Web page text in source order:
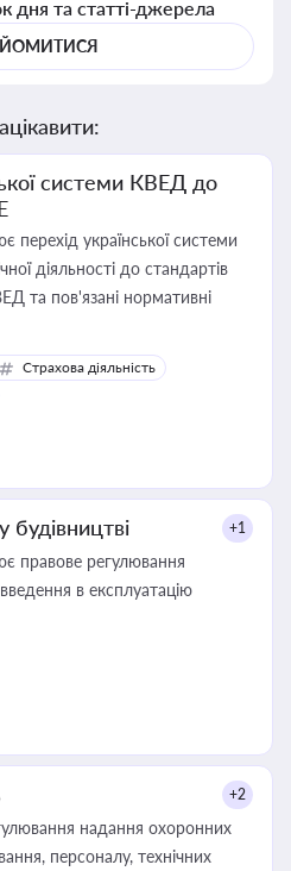
дня та статті-джерела
системи КВЕД до
перехід української системи
діяльності до стандартів
та пов'язані нормативні
Страхова діяльність
будівництві +1
правове регулювання
в експлуатацію
+2
надання охоронних
персоналу, технічних